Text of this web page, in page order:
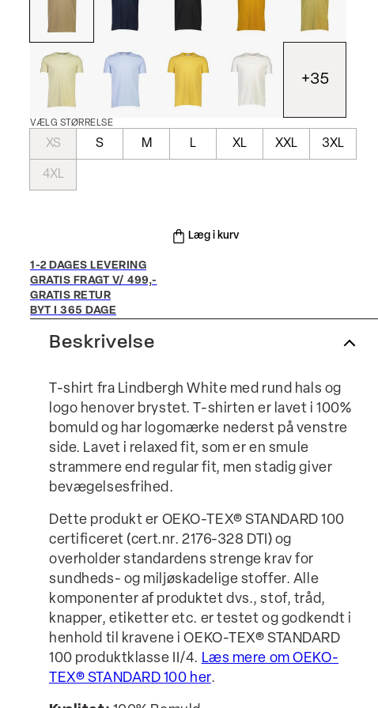
+35
VÆLG STØRRELSE
XS S M L XL XXL 3XL
4XL
Læg i kurv
1-2 DAGES LEVERING
GRATIS FRAGT V/ 499,-
GRATIS RETUR
BYT I 365 DAGE
Beskrivelse
T-shirt fra Lindbergh White med rund hals og
logo henover brystet. T-shirten er lavet i 100%
bomuld og har logomærke nederst på venstre
side. Lavet i relaxed fit, som er en smule
strammere end regular fit, men stadig giver
bevægelsesfrihed.
Dette produkt er OEKO-TEX® STANDARD 100
certificeret (cert.nr. 2176-328 DTI) og
overholder standardens strenge krav for
sundheds- og miljøskadelige stoffer. Alle
komponenter af produktet dvs., stof, tråd,
knapper, etiketter etc. er testet og godkendt i
henhold til kravene i OEKO-TEX® STANDARD
100 produktklasse II/4. Læs mere om OEKO-
TEX® STANDARD 100 her.